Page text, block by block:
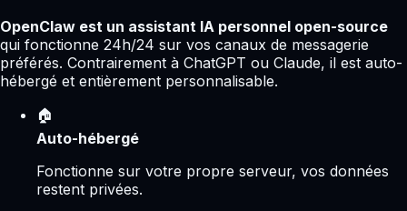
OpenClaw est un assistant IA personnel open-source
qui fonctionne 24h/24 sur vos canaux de messagerie
préférés. Contrairement à ChatGPT ou Claude, il est auto-
hébergé et entièrement personnalisable.
🏠
Auto-hébergé
Fonctionne sur votre propre serveur, vos données
restent privées.